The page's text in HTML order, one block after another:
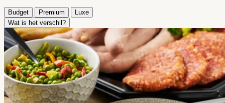
Budget Premium
Luxe
Wat is het verschil?